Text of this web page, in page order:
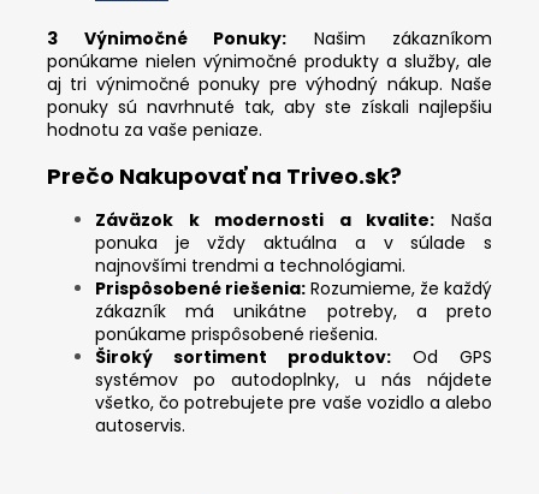
3 Výnimočné Ponuky: Našim zákazníkom
ponúkame nielen výnimočné produkty a služby, ale
aj tri výnimočné ponuky pre výhodný nákup. Naše
ponuky sú navrhnuté tak, aby ste získali najlepšiu
hodnotu za vaše peniaze.
Prečo Nakupovať na Triveo.sk?
Záväzok k modernosti a kvalite: Naša
ponuka je vždy aktuálna a v súlade s
najnovšími trendmi a technológiami.
Prispôsobené riešenia: Rozumieme, že každý
zákazník má unikátne potreby, a preto
ponúkame prispôsobené riešenia.
Široký sortiment produktov: Od GPS
systémov po autodoplnky, u nás nájdete
všetko, čo potrebujete pre vaše vozidlo a alebo
autoservis.